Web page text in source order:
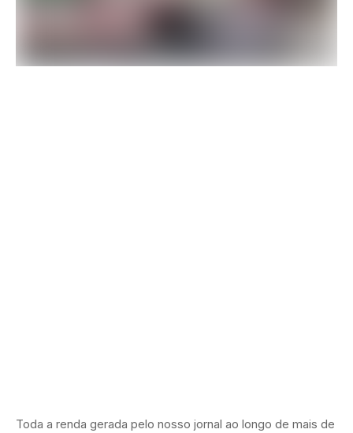
Toda a renda gerada pelo nosso jornal ao longo de mais de